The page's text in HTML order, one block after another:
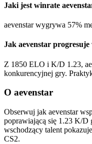
Jaki jest winrate
aevenstar wygrywa 57%
Jak aevenstar progresuje
Z 1850 ELO i K/D 1.23,
konkurencyjnej gry.
O aevenstar
Obserwuj jak aevenstar
poprawiającą się 1.23 K/D
wschodzący talent
CS2.